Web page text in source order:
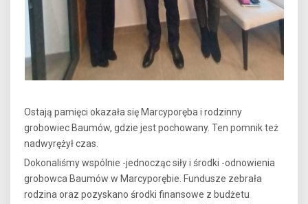
Ostają pamięci okazała się Marcyporęba i rodzinny
grobowiec Baumów, gdzie jest pochowany. Ten pomnik też
nadwyrężył czas.
Dokonaliśmy wspólnie -jednocząc siły i środki -odnowienia
grobowca Baumów w Marcyporębie. Fundusze zebrała
rodzina oraz pozyskano środki finansowe z budżetu